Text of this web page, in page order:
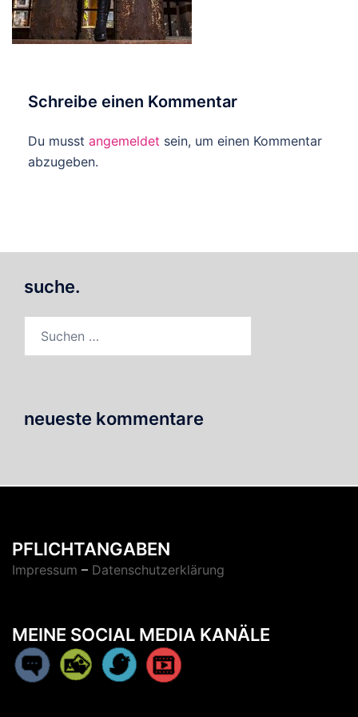
Schreibe einen Kommentar
Du musst angemeldet sein, um einen Kommentar
abzugeben.
suche.
neueste kommentare
PFLICHTANGABEN
Impressum – Datenschutzerklärung
MEINE SOCIAL MEDIA KANÄLE